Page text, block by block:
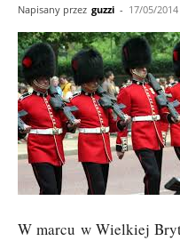
Napisany przez guzzi - 17/05/2014
W marcu w Wielkiej